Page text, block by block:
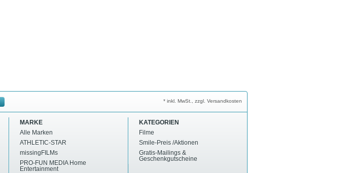
* inkl. MwSt., zzgl. Versandkosten
MARKE
Alle Marken
ATHLETIC-STAR
missingFILMs
PRO-FUN MEDIA Home
Entertainment
KATEGORIEN
Filme
Smile-Preis /Aktionen
Gratis-Mailings &
Geschenkgutscheine